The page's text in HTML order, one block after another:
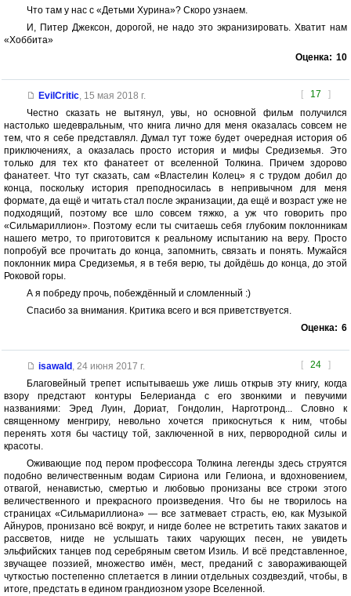
Что там у нас с «Детьми Хурина»? Скоро узнаем.
И, Питер Джексон, дорогой, не надо это экранизировать. Хватит нам
«Хоббита»
Оценка: 10
[ 17 ]
EvilCritic, 15 мая 2018 г.
Честно сказать не вытянул, увы, но основной фильм получился
настолько шедевральным, что книга лично для меня оказалась совсем не
тем, что я себе представлял. Думал тут тоже будет очередная история об
приключениях, а оказалась просто история и мифы Средиземья. Это
только для тех кто фанатеет от вселенной Толкина. Причем здорово
фанатеет. Что тут сказать, сам «Властелин Колец» я с трудом добил до
конца, поскольку история преподносилась в непривычном для меня
формате, да ещё и читать стал после экранизации, да ещё и возраст уже не
подходящий, поэтому все шло совсем тяжко, а уж что говорить про
«Сильмариллион». Поэтому если ты считаешь себя глубоким поклонникам
нашего метро, то приготовится к реальному испытанию на веру. Просто
попробуй все прочитать до конца, запомнить, связать и понять. Мужайся
поклонник мира Средиземья, я в тебя верю, ты дойдёшь до конца, до этой
Роковой горы.
А я побреду прочь, побеждённый и сломленный :)
Спасибо за внимания. Критика всего и вся приветствуется.
Оценка: 6
[ 24 ]
isawald , 24 июня 2017 г.
Благовейный трепет испытываешь уже лишь открыв эту книгу, когда
взору предстают контуры Белерианда с его звонкими и певучими
названиями: Эред Луин, Дориат, Гондолин, Нарготронд... Словно к
священному менгриру, невольно хочется прикоснуться к ним, чтобы
перенять хотя бы частицу той, заключенной в них, первородной силы и
красоты.
Оживающие под пером профессора Толкина легенды здесь струятся
подобно величественным водам Сириона или Гелиона, и вдохновением,
отвагой, ненавистью, смертью и любовью пронизаны все строки этого
величественного и прекрасного произведения. Что бы не творилось на
страницах «Сильмариллиона» — все затмевает страсть, ею, как Музыкой
Айнуров, пронизано всё вокруг, и нигде более не встретить таких закатов и
рассветов, нигде не услышать таких чарующих песен, не увидеть
эльфийских танцев под серебряным светом Изиль. И всё представленное,
звучащее поэзией, множество имён, мест, преданий с завораживающей
чуткостью постепенно сплетается в линии отдельных создвездий, чтобы, в
итоге, предстать в едином грандиозном узоре Вселенной.